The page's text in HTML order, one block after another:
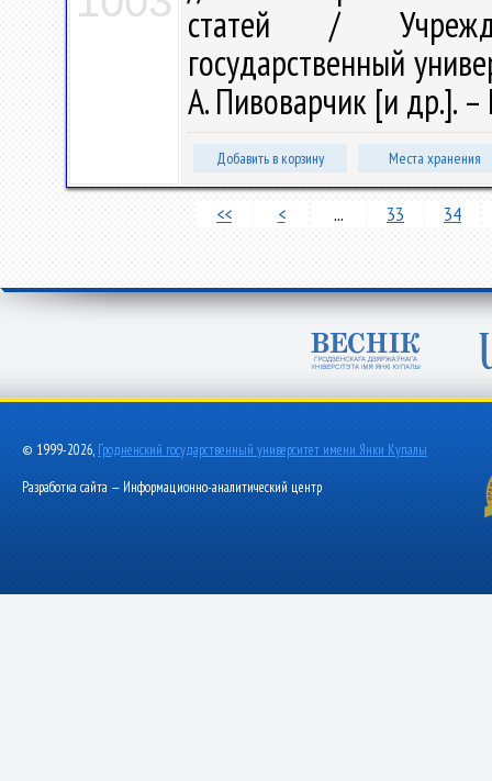
статей /
государственный
А. Пивоварчик [и др.].
Добавить в корзину Места хранения
<< < ... 33 34
© 1999-2026, Гродненский государственный университет имени Янки Купалы
Разработка сайта — Информационно-аналитический центр